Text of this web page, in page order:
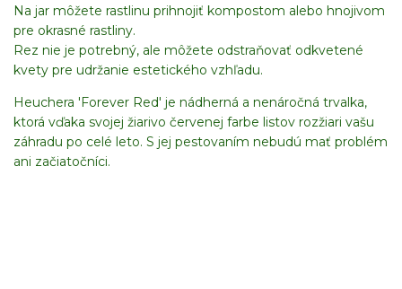
Na jar môžete rastlinu prihnojiť kompostom alebo hnojivom
pre okrasné rastliny.
Rez nie je potrebný, ale môžete odstraňovať odkvetené
kvety pre udržanie estetického vzhľadu.
Heuchera 'Forever Red' je nádherná a nenáročná trvalka,
ktorá vďaka svojej žiarivo červenej farbe listov rozžiari vašu
záhradu po celé leto. S jej pestovaním nebudú mať problém
ani začiatočníci.